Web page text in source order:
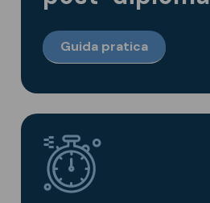
Guida pratica